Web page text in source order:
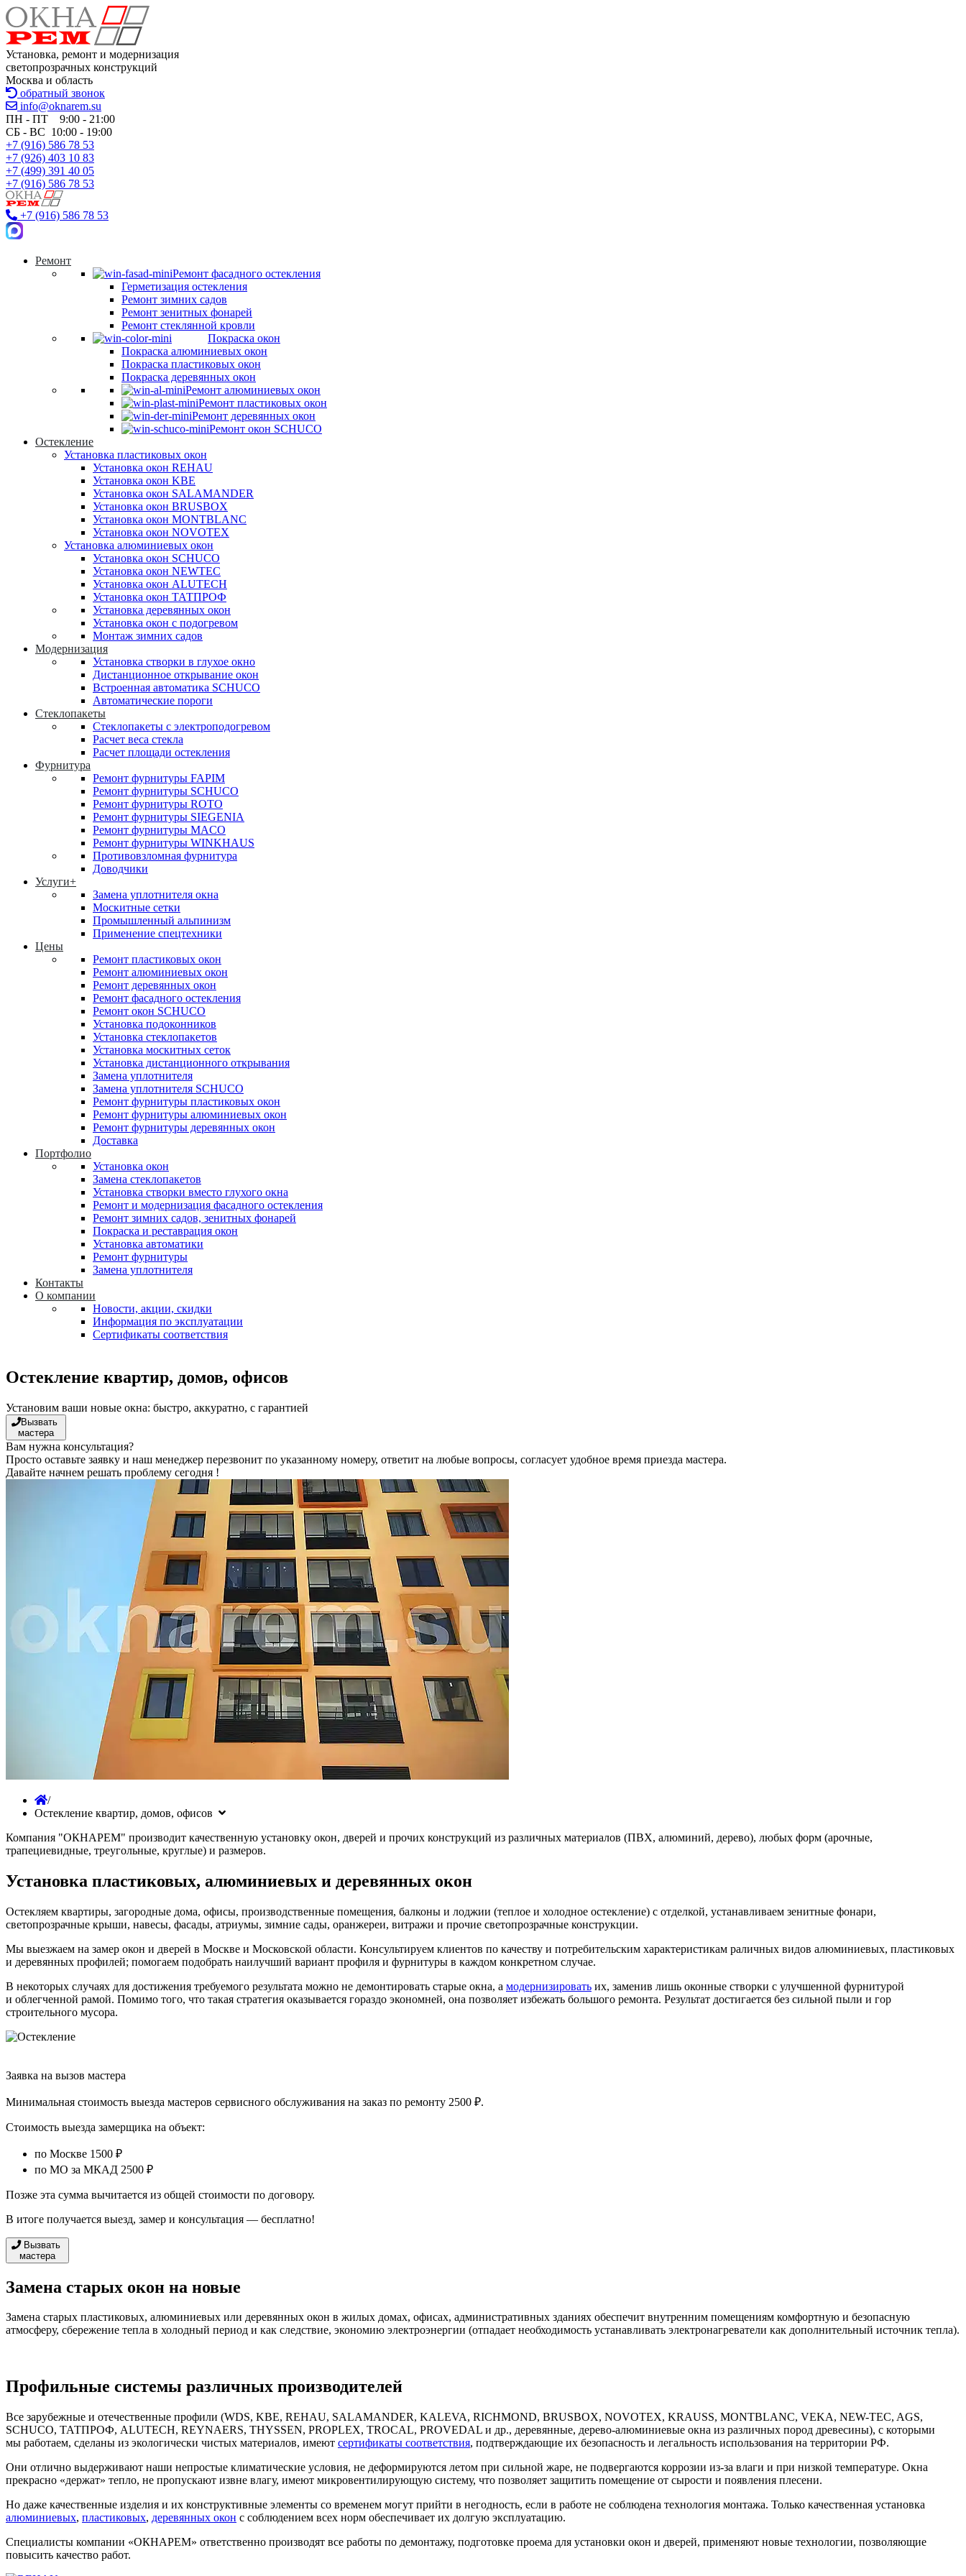
Установка, ремонт и модернизация
светопрозрачных конструкций
Москва и область
обратный звонок
info@oknarem.su
ПН - ПТ 9:00 - 21:00
СБ - ВС 10:00 - 19:00
+7 (916) 586 78 53
+7 (926) 403 10 83
+7 (499) 391 40 05
+7 (916) 586 78 53
+7 (916) 586 78 53
Ремонт
Ремонт фасадного остекления
Герметизация остекления
Ремонт зимних садов
Ремонт зенитных фонарей
Ремонт стеклянной кровли
Покраска окон
Покраска алюминиевых окон
Покраска пластиковых окон
Покраска деревянных окон
Ремонт алюминиевых окон
Ремонт пластиковых окон
Ремонт деревянных окон
Ремонт окон SCHUCO
Остекление
Установка пластиковых окон
Установка окон REHAU
Установка окон KBE
Установка окон SALAMANDER
Установка окон BRUSBOX
Установка окон MONTBLANC
Установка окон NOVOTEX
Установка алюминиевых окон
Установка окон SCHUCO
Установка окон NEWTEC
Установка окон ALUTECH
Установка окон ТАТПРОФ
Установка деревянных окон
Установка окон с подогревом
Монтаж зимних садов
Модернизация
Установка створки в глухое окно
Дистанционное открывание окон
Встроенная автоматика SCHUCO
Автоматические пороги
Стеклопакеты
Стеклопакеты с электроподогревом
Расчет веса стекла
Расчет площади остекления
Фурнитура
Ремонт фурнитуры FAPIM
Ремонт фурнитуры SCHUCO
Ремонт фурнитуры ROTO
Ремонт фурнитуры SIEGENIA
Ремонт фурнитуры MACO
Ремонт фурнитуры WINKHAUS
Противовзломная фурнитура
Доводчики
Услуги+
Замена уплотнителя окна
Москитные сетки
Промышленный альпинизм
Применение спецтехники
Цены
Ремонт пластиковых окон
Ремонт алюминиевых окон
Ремонт деревянных окон
Ремонт фасадного остекления
Ремонт окон SCHUCO
Установка подоконников
Установка стеклопакетов
Установка москитных сеток
Установка дистанционного открывания
Замена уплотнителя
Замена уплотнителя SCHUCO
Ремонт фурнитуры пластиковых окон
Ремонт фурнитуры алюминиевых окон
Ремонт фурнитуры деревянных окон
Доставка
Портфолио
Установка окон
Замена стеклопакетов
Установка створки вместо глухого окна
Ремонт и модернизация фасадного остекления
Ремонт зимних садов, зенитных фонарей
Покраска и реставрация окон
Установка автоматики
Ремонт фурнитуры
Замена уплотнителя
Контакты
О компании
Новости, акции, скидки
Информация по эксплуатации
Сертификаты соответствия
Остекление квартир, домов, офисов
Установим ваши новые окна: быстро, аккуратно, с гарантией
Вызвать
мастера
Вам нужна консультация?
Просто оставьте заявку и наш менеджер перезвонит по указанному номеру, ответит на любые вопросы, согласует удобное время приезда мастера.
Давайте начнем решать проблему сегодня !
/
Остекление квартир, домов, офисов
Компания "ОКНАРЕМ" производит качественную установку окон, дверей и прочих конструкций из различных материалов (ПВХ, алюминий, дерево), любых форм (арочные,
трапециевидные, треугольные, круглые) и размеров.
Установка пластиковых, алюминиевых и деревянных окон
Остекляем квартиры, загородные дома, офисы, производственные помещения, балконы и лоджии (теплое и холодное остекление) с отделкой, устанавливаем зенитные фонари,
светопрозрачные крыши, навесы, фасады, атриумы, зимние сады, оранжереи, витражи и прочие светопрозрачные конструкции.
Мы выезжаем на замер окон и дверей в Москве и Московской области. Консультируем клиентов по качеству и потребительским характеристикам раличных видов алюминиевых, пластиковых
и деревянных профилей; помогаем подобрать наилучший вариант профиля и фурнитуры в каждом конкретном случае.
В некоторых случаях для достижения требуемого результата можно не демонтировать старые окна, а модернизировать их, заменив лишь оконные створки с улучшенной фурнитурой
и облегченной рамой. Помимо того, что такая стратегия оказывается гораздо экономней, она позволяет избежать большого ремонта. Результат достигается без сильной пыли и гор
строительного мусора.
Заявка на вызов мастера
Минимальная стоимость выезда мастеров сервисного обслуживания на заказ по ремонту 2500 ₽.
Стоимость выезда замерщика на объект:
по Москве 1500 ₽
по МО за МКАД 2500 ₽
Позже эта сумма вычитается из общей стоимости по договору.
В итоге получается выезд, замер и консультация — бесплатно!
Вызвать
мастера
Замена старых окон на новые
Замена старых пластиковых, алюминиевых или деревянных окон в жилых домах, офисах, административных зданиях обеспечит внутренним помещениям комфортную и безопасную
атмосферу, сбережение тепла в холодный период и как следствие, экономию электроэнергии (отпадает необходимость устанавливать электронагреватели как дополнительный источник тепла).
Профильные системы различных производителей
Все зарубежные и отечественные профили (WDS, KBE, REHAU, SALAMANDER, KALEVA, RICHMOND, BRUSBOX, NOVOTEX, KRAUSS, MONTBLANC, VEKA, NEW-TEC, AGS,
SCHUCO, ТАТПРОФ, ALUTECH, REYNAERS, THYSSEN, PROPLEX, TROCAL, PROVEDAL и др., деревянные, дерево-алюминиевые окна из различных пород древесины), с которыми
мы работаем, сделаны из экологически чистых материалов, имеют сертификаты соответствия, подтверждающие их безопасность и легальность использования на территории РФ.
Они отлично выдерживают наши непростые климатические условия, не деформируются летом при сильной жаре, не подвергаются коррозии из-за влаги и при низкой температуре. Окна
прекрасно «держат» тепло, не пропускают извне влагу, имеют микровентилирующую систему, что позволяет защитить помещение от сырости и появления плесени.
Но даже качественные изделия и их конструктивные элементы со временем могут прийти в негодность, если в работе не соблюдена технология монтажа. Только качественная установка
алюминиевых, пластиковых, деревянных окон с соблюдением всех норм обеспечивает их долгую эксплуатацию.
Специалисты компании «ОКНАРЕМ» ответственно производят все работы по демонтажу, подготовке проема для установки окон и дверей, применяют новые технологии, позволяющие
повысить качество работ.